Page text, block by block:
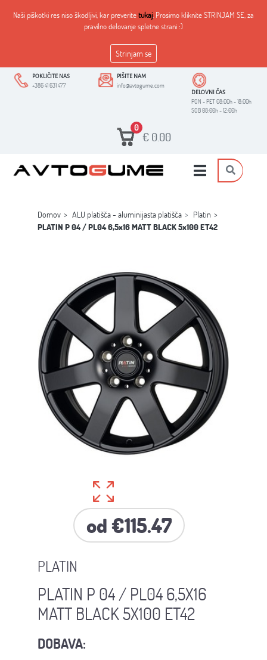
Naši piškotki res niso škodljivi, kar preveritetukaj. Prosimo kliknite STRINJAM SE, za
pravilno delovanje spletne strani :)
Strinjam se
POKLIČITE NAS
+386 41 631 477
PIŠITE NAM
info@avtogume.com
DELOVNI ČAS
PON - PET 08:00h - 18:00h
SOB 08:00h - 12:00h
0
€ 0.00
Domov ALU platišča - aluminijasta platišča
Platin
PLATIN P 04 / PL04 6,5x16 MATT BLACK 5x100 ET42
PLATIN
od €115.47
PLATIN P 04 / PL04 6,5X16
MATT BLACK 5X100 ET42
DOBAVA: